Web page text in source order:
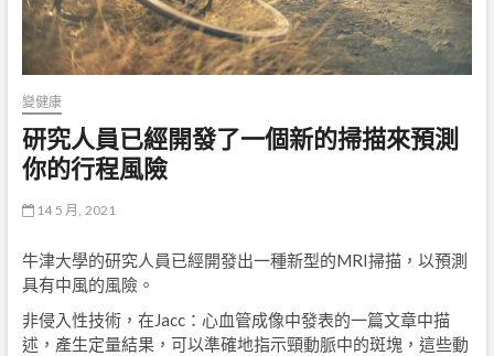
變健康
研究人員已經開發了一個新的掃描來預測
你的行程風險
14 5 月, 2021
牛津大學的研究人員已經開發出一種新型的MRI掃描，以預測
具有中風的風險。
非侵入性技術，在Jacc：心血管成像中發表的一篇文章中描
述，產生定量結果，可以準確地指示頸動脈中的斑塊，這些動